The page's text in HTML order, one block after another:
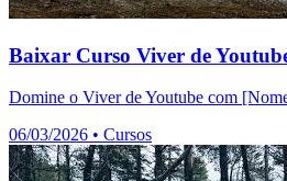
Baixar Curso Viver de
Domine o Viver de Youtube com
06/03/2026 • Cursos